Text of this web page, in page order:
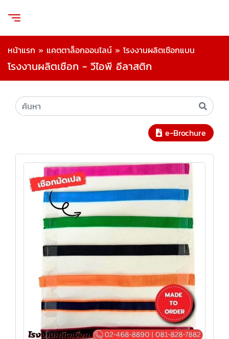
หน้าแรก » แคตตาล็อกออนไลน์ » โรงงานผลิตเชือกแบน
โรงงานผลิตเชือก - วีไอพี อีลาสติก
e-Brochure